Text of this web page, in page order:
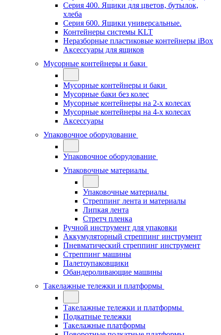
Серия 400. Ящики для цветов, бутылок,
хлеба
Серия 600. Ящики универсальные.
Контейнеры системы KLT
Неразборные пластиковые контейнеры iBox
Аксессуары для ящиков
Мусорные контейнеры и баки
Мусорные контейнеры и баки
Мусорные баки без колес
Мусорные контейнеры на 2-х колесах
Мусорные контейнеры на 4-х колесах
Аксессуары
Упаковочное оборудование
Упаковочное оборудование
Упаковочные материалы
Упаковочные материалы
Стреппинг лента и материалы
Липкая лента
Стретч пленка
Ручной инструмент для упаковки
Аккумуляторный стреппинг инструмент
Пневматический стреппинг инструмент
Стреппинг машины
Палетоупаковщики
Обандероливающие машины
Такелажные тележки и платформы
Такелажные тележки и платформы
Подкатные тележки
Такелажные платформы